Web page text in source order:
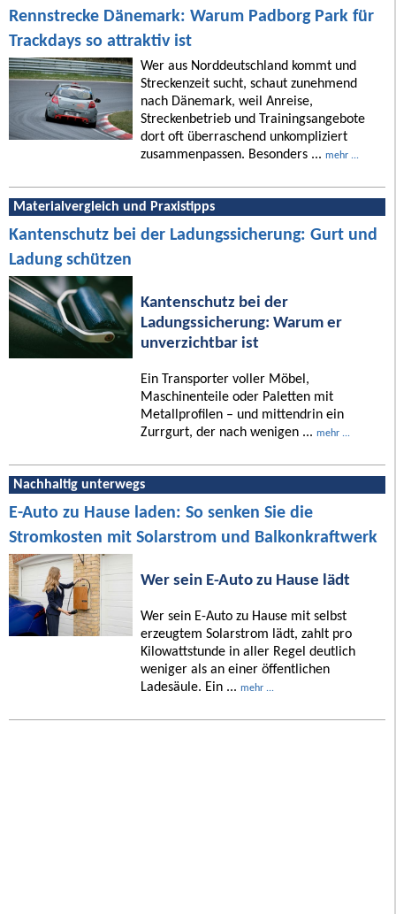
Rennstrecke Dänemark: Warum Padborg Park für
Trackdays so attraktiv ist
Wer aus Norddeutschland kommt und
Streckenzeit sucht, schaut zunehmend
nach Dänemark, weil Anreise,
Streckenbetrieb und Trainingsangebote
dort oft überraschend unkompliziert
zusammenpassen. Besonders ... mehr ...
Materialvergleich und Praxistipps
Kantenschutz bei der Ladungssicherung: Gurt und
Ladung schützen
Kantenschutz bei der
Ladungssicherung: Warum er
unverzichtbar ist
Ein Transporter voller Möbel,
Maschinenteile oder Paletten mit
Metallprofilen – und mittendrin ein
Zurrgurt, der nach wenigen ... mehr ...
Nachhaltig unterwegs
E-Auto zu Hause laden: So senken Sie die
Stromkosten mit Solarstrom und Balkonkraftwerk
Wer sein E-Auto zu Hause lädt
Wer sein E-Auto zu Hause mit selbst
erzeugtem Solarstrom lädt, zahlt pro
Kilowattstunde in aller Regel deutlich
weniger als an einer öffentlichen
Ladesäule. Ein ... mehr ...